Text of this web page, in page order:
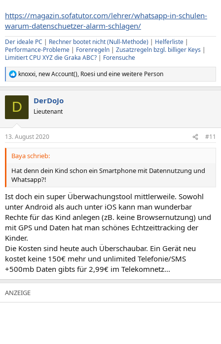
https://magazin.sofatutor.com/lehrer/whatsapp-in-schulen-
warum-datenschuetzer-alarm-schlagen/
Der ideale PC | Rechner bootet nicht (Null-Methode) | Helferliste |
Performance-Probleme | Forenregeln | Zusatzregeln bzgl. billiger Keys |
Limitiert CPU XYZ die Graka ABC? | Forensuche
R
e
e
n
knoxxi, new Account(), Roesi und eine weitere Person
D DerDoJo
Lieutenant
13. August 2020 #11
Baya schrieb:
Hat denn dein Kind schon ein Smartphone mit Datennutzung und
Whatsapp?!
Ist doch ein super Überwachungstool mittlerweile. Sowohl
unter Android als auch unter iOS kann man wunderbar
Rechte für das Kind anlegen (zB. keine Browsernutzung) und
mit GPS und Daten hat man schönes Echtzeittracking der
Kinder.
Die Kosten sind heute auch Überschaubar. Ein Gerät neu
kostet keine 150€ mehr und unlimited Telefonie/SMS
+500mb Daten gibts für 2,99€ im Telekomnetz...